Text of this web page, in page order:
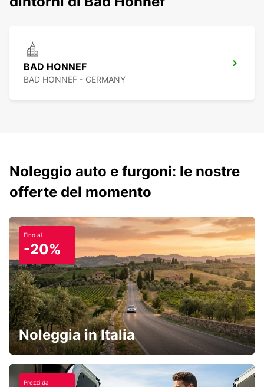
BAD HONNEF
BAD HONNEF - GERMANY
Noleggio auto e furgoni: le nostre
offerte del momento
Fino al
-20%
Noleggia in Italia
Prezzi da